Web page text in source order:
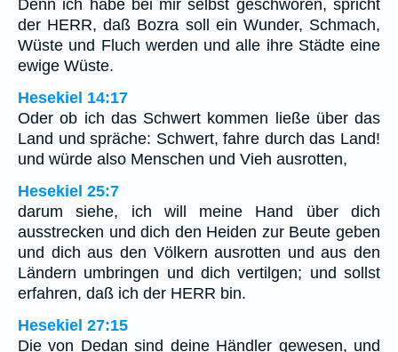
Denn ich habe bei mir selbst geschworen, spricht
der HERR, daß Bozra soll ein Wunder, Schmach,
Wüste und Fluch werden und alle ihre Städte eine
ewige Wüste.
Hesekiel 14:17
Oder ob ich das Schwert kommen ließe über das
Land und spräche: Schwert, fahre durch das Land!
und würde also Menschen und Vieh ausrotten,
Hesekiel 25:7
darum siehe, ich will meine Hand über dich
ausstrecken und dich den Heiden zur Beute geben
und dich aus den Völkern ausrotten und aus den
Ländern umbringen und dich vertilgen; und sollst
erfahren, daß ich der HERR bin.
Hesekiel 27:15
Die von Dedan sind deine Händler gewesen, und